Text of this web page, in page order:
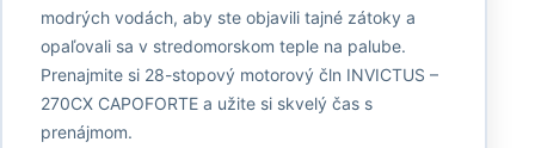
modrých vodách, aby ste objavili tajné zátoky a
opaľovali sa v stredomorskom teple na palube.
Prenajmite si 28-stopový motorový čln INVICTUS –
270CX CAPOFORTE a užite si skvelý čas s
prenájmom.